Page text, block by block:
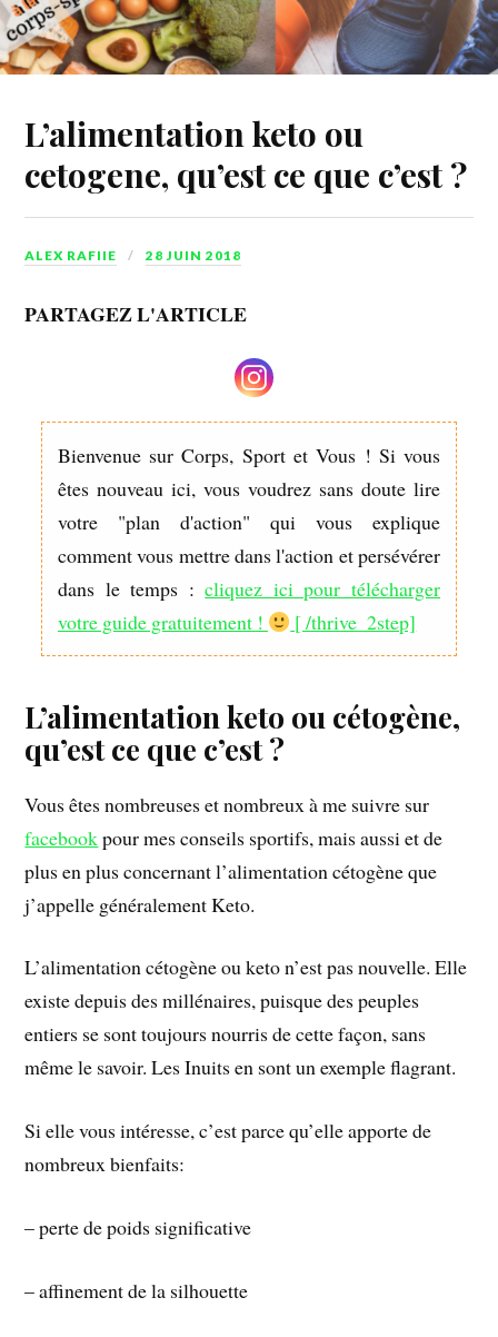
L’alimentation keto ou
cetogene, qu’est ce que c’est ?
ALEX RAFIIE 28 JUIN 2018
PARTAGEZ L'ARTICLE
Bienvenue sur Corps, Sport et Vous ! Si vous
êtes nouveau ici, vous voudrez sans doute lire
votre "plan d'action" qui vous explique
comment vous mettre dans l'action et persévérer
dans le temps :cliquez ici pour télécharger
votre guide gratuitement !
[ /thrive_2step]
L’alimentation keto ou cétogène,
qu’est ce que c’est ?
Vous êtes nombreuses et nombreux à me suivre sur
facebookpour mes conseils sportifs, mais aussi et de
plus en plus concernant l’alimentation cétogène que
j’appelle généralement Keto.
L’alimentation cétogène ou keto n’est pas nouvelle. Elle
existe depuis des millénaires, puisque des peuples
entiers se sont toujours nourris de cette façon, sans
même le savoir. Les Inuits en sont un exemple flagrant.
Si elle vous intéresse, c’est parce qu’elle apporte de
nombreux bienfaits:
– perte de poids significative
– affinement de la silhouette